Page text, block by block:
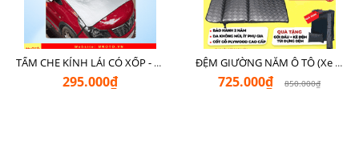
TẤM CHE KÍNH LÁI CÓ XỐP - LOẠI XỊN CHE NGOÀI MR Ô TÔ
295.000₫
ĐỆM GIƯỜNG NẰM Ô TÔ (Xe 7 Chỗ SUV + Pickup + Sedan C - D)
725.000₫ 850.000₫